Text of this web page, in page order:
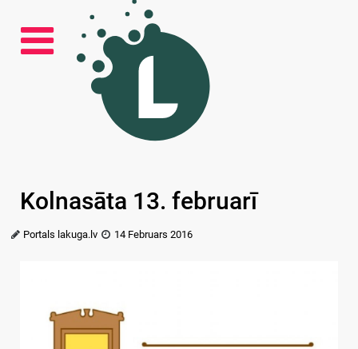
Kolnasāta 13. februarī
Portals lakuga.lv 14 Februars 2016